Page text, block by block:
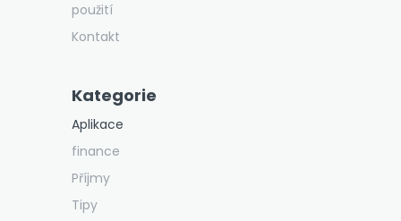
použití
Kontakt
Kategorie
Aplikace
finance
Příjmy
Tipy